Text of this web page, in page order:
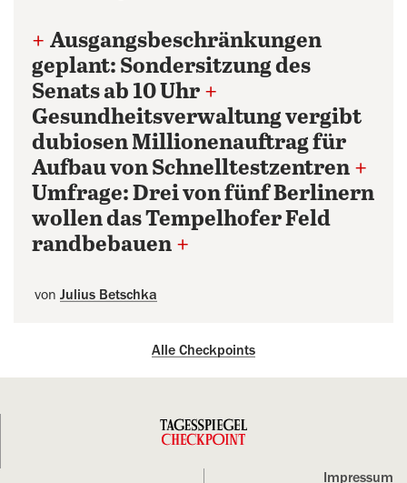
+ Ausgangsbeschränkungen
geplant: Sondersitzung des
Senats ab 10 Uhr +
Gesundheitsverwaltung vergibt
dubiosen Millionenauftrag für
Aufbau von Schnelltestzentren +
Umfrage: Drei von fünf Berlinern
wollen das Tempelhofer Feld
randbebauen +
von Julius Betschka
Alle Checkpoints
Impressum